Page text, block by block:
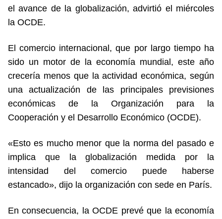
el avance de la globalización, advirtió el miércoles
la OCDE.
El comercio internacional, que por largo tiempo ha
sido un motor de la economía mundial, este año
crecería menos que la actividad económica, según
una actualización de las principales previsiones
económicas de la Organización para la
Cooperación y el Desarrollo Económico (OCDE).
«Esto es mucho menor que la norma del pasado e
implica que la globalización medida por la
intensidad del comercio puede haberse
estancado», dijo la organización con sede en París.
En consecuencia, la OCDE prevé que la economía